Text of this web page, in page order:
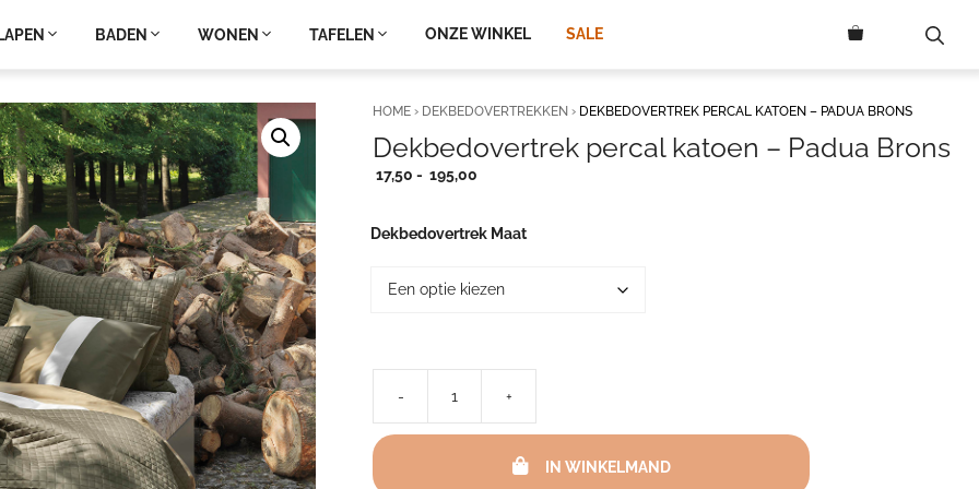
BADEN WONEN TAFELEN ONZE WINKEL SALE
HOME › DEKBEDOVERTREKKEN › DEKBEDOVERTREK PERCAL KATOEN – PADUA BRONS
Dekbedovertrek percal katoen – Padua Brons
17,50 - 195,00
195,00
Dekbedovertrek Maat
-
Dekbedovertrek
percal
katoen
–
+
IN WINKELMAND